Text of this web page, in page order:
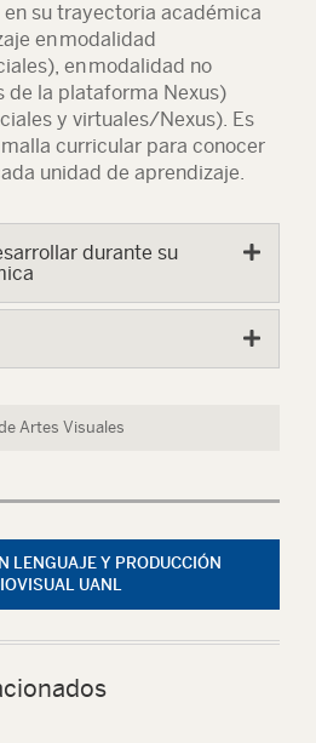
su trayectoria académica
en modalidad
en modalidad no
de la plataforma Nexus)
y virtuales/Nexus). Es
curricular para conocer
unidad de aprendizaje.
durante su
Artes Visuales
LENGUAJE Y PRODUCCIÓN
UANL